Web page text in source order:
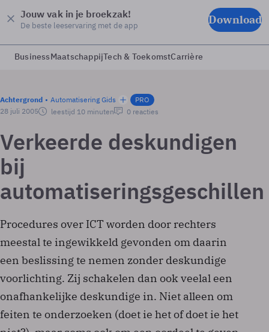
Jouw vak in je broekzak!
De beste leeservaring met de app Download
BusinessMaatschappijTech & ToekomstCarrière
Achtergrond Automatisering Gids
PRO
28 juli 2005
leestijd 10 minuten 0 reacties
Verkeerde deskundigen
bij
automatiseringsgeschillen
Procedures over ICT worden door rechters
meestal te ingewikkeld gevonden om daarin
een beslissing te nemen zonder deskundige
voorlichting. Zij schakelen dan ook veelal een
onafhankelijke deskundige in. Niet alleen om
feiten te onderzoeken (doet ie het of doet ie het